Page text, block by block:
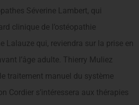
Séverine Lambert, qui
clinique de l’ostéopathie
Lalauze qui, reviendra sur la prise en
l’âge adulte. Thierry Muliez
traitement manuel du système
Cordier s’intéressera aux thérapies